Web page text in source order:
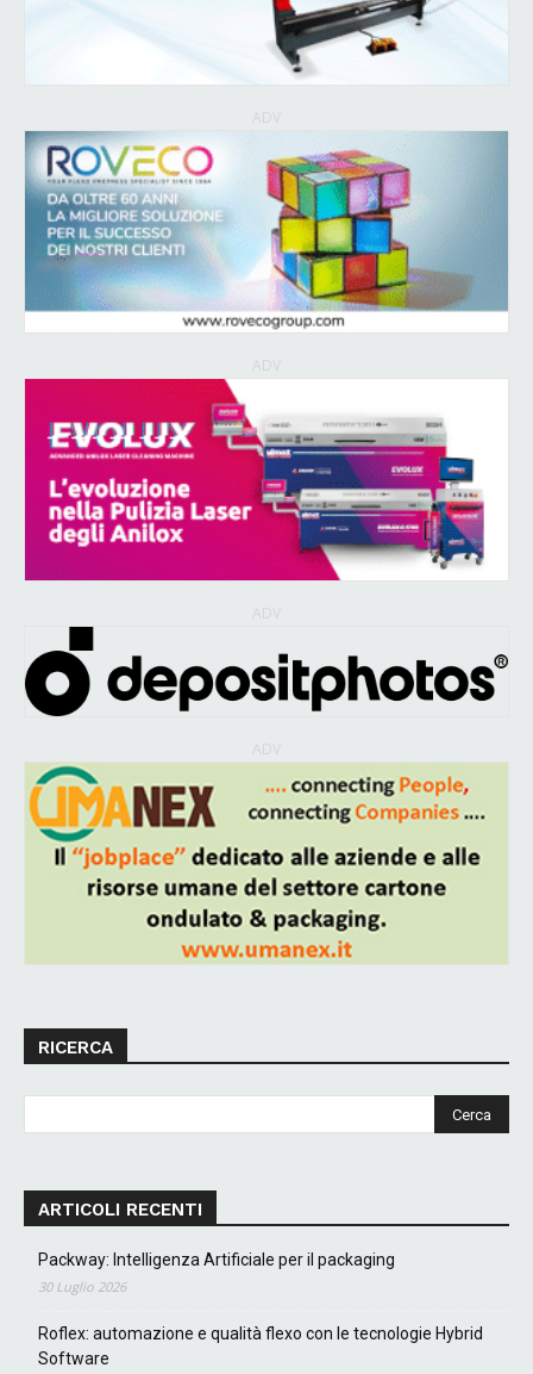
RICERCA
ARTICOLI RECENTI
Packway: Intelligenza Artificiale per il packaging
30 Luglio 2026
Roflex: automazione e qualità flexo con le tecnologie Hybrid
Software